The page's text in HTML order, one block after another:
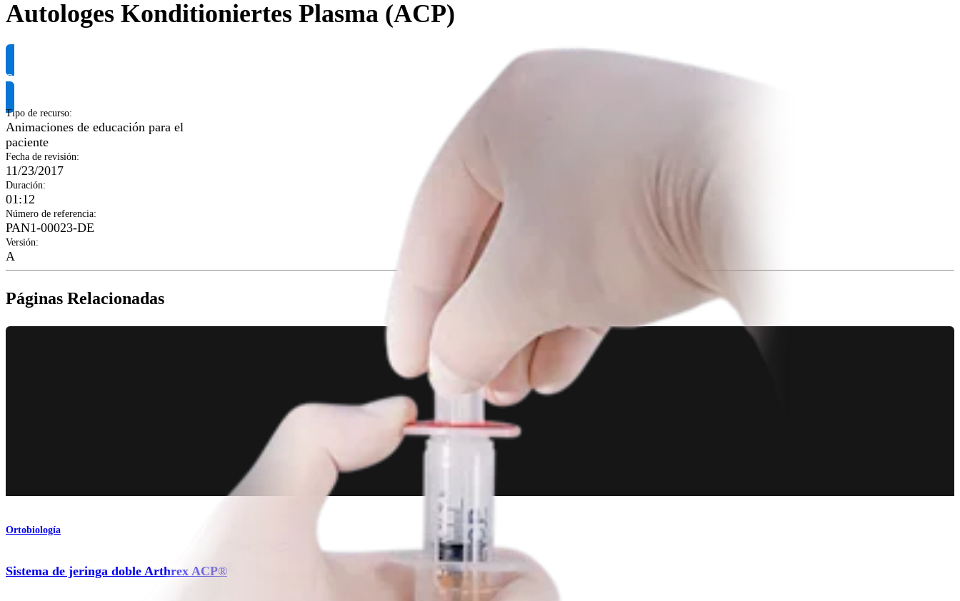
Autologes Konditioniertes Plasma (ACP)
Solicitar información del producto
Tipo de recurso:
Animaciones de educación para el
paciente
Fecha de revisión:
11/23/2017
Duración:
01:12
Número de referencia:
PAN1-00023-DE
Versión:
A
Páginas Relacionadas
Ortobiología
Sistema de jeringa doble Arthrex ACP®